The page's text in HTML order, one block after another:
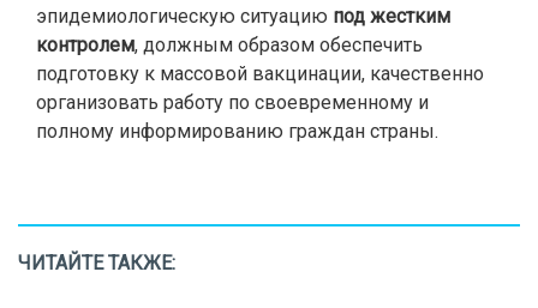
эпидемиологическую ситуацию под жестким
контролем, должным образом обеспечить
подготовку к массовой вакцинации, качественно
организовать работу по своевременному и
полному информированию граждан страны.
ЧИТАЙТЕ ТАКЖЕ: